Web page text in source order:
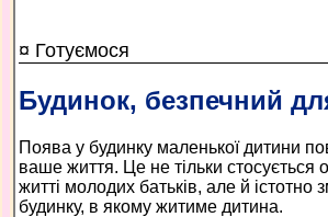
¤ Готуємося
Будинок, безпечний
Поява у будинку маленької дитини
ваше життя. Це не тільки стосується
житті молодих батьків, але й істотно
будинку, в якому житиме дитина.